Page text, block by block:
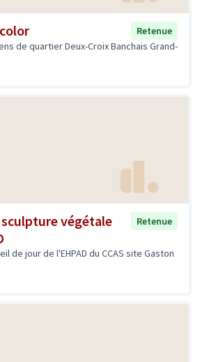
Retenue
de quartier Deux-Croix Banchais Grand-
végétale
Retenue
de jour de l'EHPAD du CCAS site Gaston